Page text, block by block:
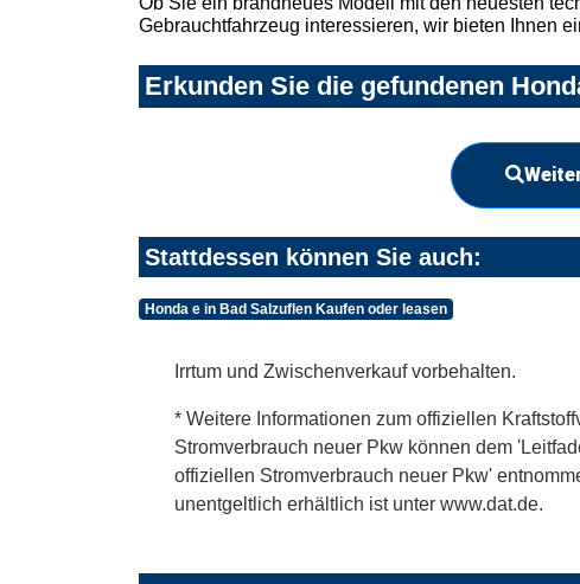
Gebrauchtfahrzeug interessieren, wir bieten Ihnen
Erkunden Sie die gefundenen
Stattdessen können Sie auch:
Honda e in Bad Salzuflen Kaufen oder leasen
Irrtum und Zwischenverkauf vorbehalten.
* Weitere Informationen zum offiziellen
Stromverbrauch neuer Pkw können dem
offiziellen Stromverbrauch neuer Pkw'
unentgeltlich erhältlich ist unter www.dat.de.